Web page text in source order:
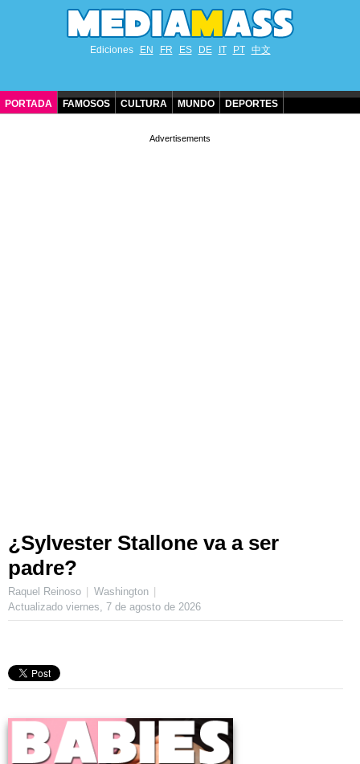
Ediciones EN FR ES DE IT PT 中文
PORTADA FAMOSOS CULTURA MUNDO DEPORTES
¿Sylvester Stallone va a ser
padre?
Raquel Reinoso
Washington
Actualizado viernes, 7 de agosto de 2026